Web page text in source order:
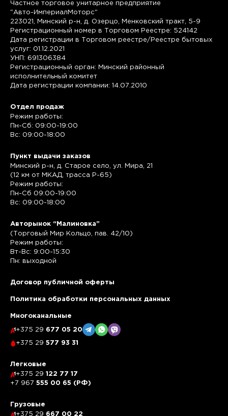
Частное торговое унитарное предприятие
"Авто-ИмпериалМоторс"
223021, Минский р-н, д. Озерцо, Менковский тракт, 5-9
Регистрационный номер в Торговом Реестре: 524142
Дата регистрации в Торговом реестре/Реестре бытовых
услуг: 01.12.2021
УНП: 691306384
Регистрационный орган: Минский районный
исполнительный комитет
Дата регистрации компании: 14.07.2010
Отдел продаж
Режим работы:
Пн-Сб: 09:00-19:00
Вс: 09:00-18:00
Пункт выдачи заказов
Минский р-н, д. Старое село, ул. Мира, 21
(12 км от МКАД, трасса P-65)
Режим работы:
Пн-Сб 09:00-19:00
Вс: 09:00-18:00
Авторынок “Малиновка”
(Торговый Мир Кольцо, пав. 42/10)
Режим работы:
Вт-Вс: 9:00-15:30
Пн: выходной
Договор публичной оферты
Политика обработки персональных данных
Многоканальные
+375 29 677 05 20
+375 29 577 93 31
Легковые
+375 29 122 77 17
+7 967 555 00 65 (РФ)
Грузовые
+375 29 667 00 22